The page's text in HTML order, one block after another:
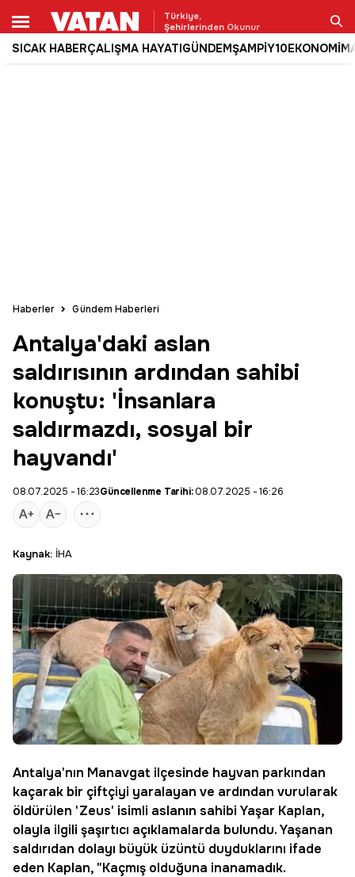
Türkiye,
Şehirlerinden Okunur
SICAK HABERÇALIŞMA HAYATIGÜNDEMŞAMPİY10EKONOMİ
Ara
Haberler Gündem Haberleri
Antalya'daki aslan
saldırısının ardından sahibi
konuştu: 'İnsanlara
saldırmazdı, sosyal bir
hayvandı'
08.07.2025 - 16:23Güncellenme Tarihi:08.07.2025 - 16:26
Kaynak: İHA
Antalya'nın Manavgat ilçesinde hayvan parkından
kaçarak bir çiftçiyi yaralayan ve ardından vurularak
öldürülen 'Zeus' isimli aslanın sahibi Yaşar Kaplan,
olayla ilgili şaşırtıcı açıklamalarda bulundu. Yaşanan
saldırıdan dolayı büyük üzüntü duyduklarını ifade
eden Kaplan, "Kaçmış olduğuna inanamadık.